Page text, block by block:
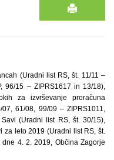
(Uradni list RS, št. 11/11 –
96/15 – ZIPRS1617 in 13/18),
za izvrševanje proračuna
61/08, 99/09 – ZIPRS1011,
(Uradni list RS, št. 30/15),
za leto 2019 (Uradni list RS, št.
4. 2. 2019, Občina Zagorje